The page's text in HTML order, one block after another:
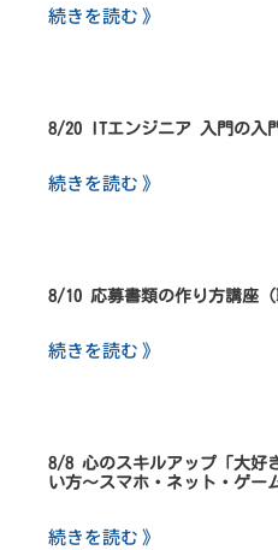
続きを読む 》
8/20 ITエンジニア 入門の入
続きを読む 》
8/10 応募書類の作り方講座（
続きを読む 》
8/8 心のスキルアップ「大好
い方～スマホ・ネット・ゲー
続きを読む 》